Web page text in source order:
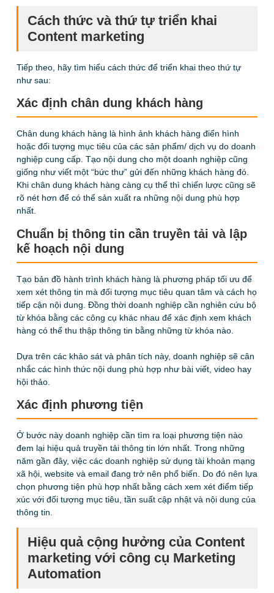
Cách thức và thứ tự triển khai
Content marketing
Tiếp theo, hãy tìm hiểu cách thức để triển khai theo thứ tự
như sau:
Xác định chân dung khách hàng
Chân dung khách hàng là hình ảnh khách hàng điển hình
hoặc đối tượng mục tiêu của các sản phẩm/ dịch vụ do doanh
nghiệp cung cấp. Tạo nội dung cho một doanh nghiệp cũng
giống như viết một “bức thư” gửi đến những khách hàng đó.
Khi chân dung khách hàng càng cụ thể thì chiến lược cũng sẽ
rõ nét hơn để có thể sản xuất ra những nội dung phù hợp
nhất.
Chuẩn bị thông tin cần truyền tải và lập
kế hoạch nội dung
Tạo bản đồ hành trình khách hàng là phương pháp tối ưu để
xem xét thông tin mà đối tượng mục tiêu quan tâm và cách họ
tiếp cận nội dung. Đồng thời doanh nghiệp cần nghiên cứu bộ
từ khóa bằng các công cụ khác nhau để xác định xem khách
hàng có thể thu thập thông tin bằng những từ khóa nào.
Dựa trên các khảo sát và phân tích này, doanh nghiệp sẽ cân
nhắc các hình thức nội dung phù hợp như bài viết, video hay
hội thảo.
Xác định phương tiện
Ở bước này doanh nghiệp cần tìm ra loại phương tiện nào
đem lại hiệu quả truyền tải thông tin lớn nhất. Trong những
năm gần đây, việc các doanh nghiệp sử dụng tài khoản mạng
xã hội, website và email đang trở nên phổ biến. Do đó nên lựa
chọn phương tiện phù hợp nhất bằng cách xem xét điểm tiếp
xúc với đối tượng mục tiêu, tần suất cập nhật và nội dung của
thông tin.
Hiệu quả cộng hưởng của Content
marketing với công cụ Marketing
Automation